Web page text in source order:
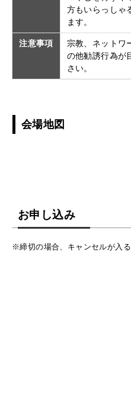
方もいらっしゃ
ます。
注意事項
宗教、ネットワ
の他勧誘行為が
さい。
会場地図
お申し込み
※締切の場合、キャンセルが入る